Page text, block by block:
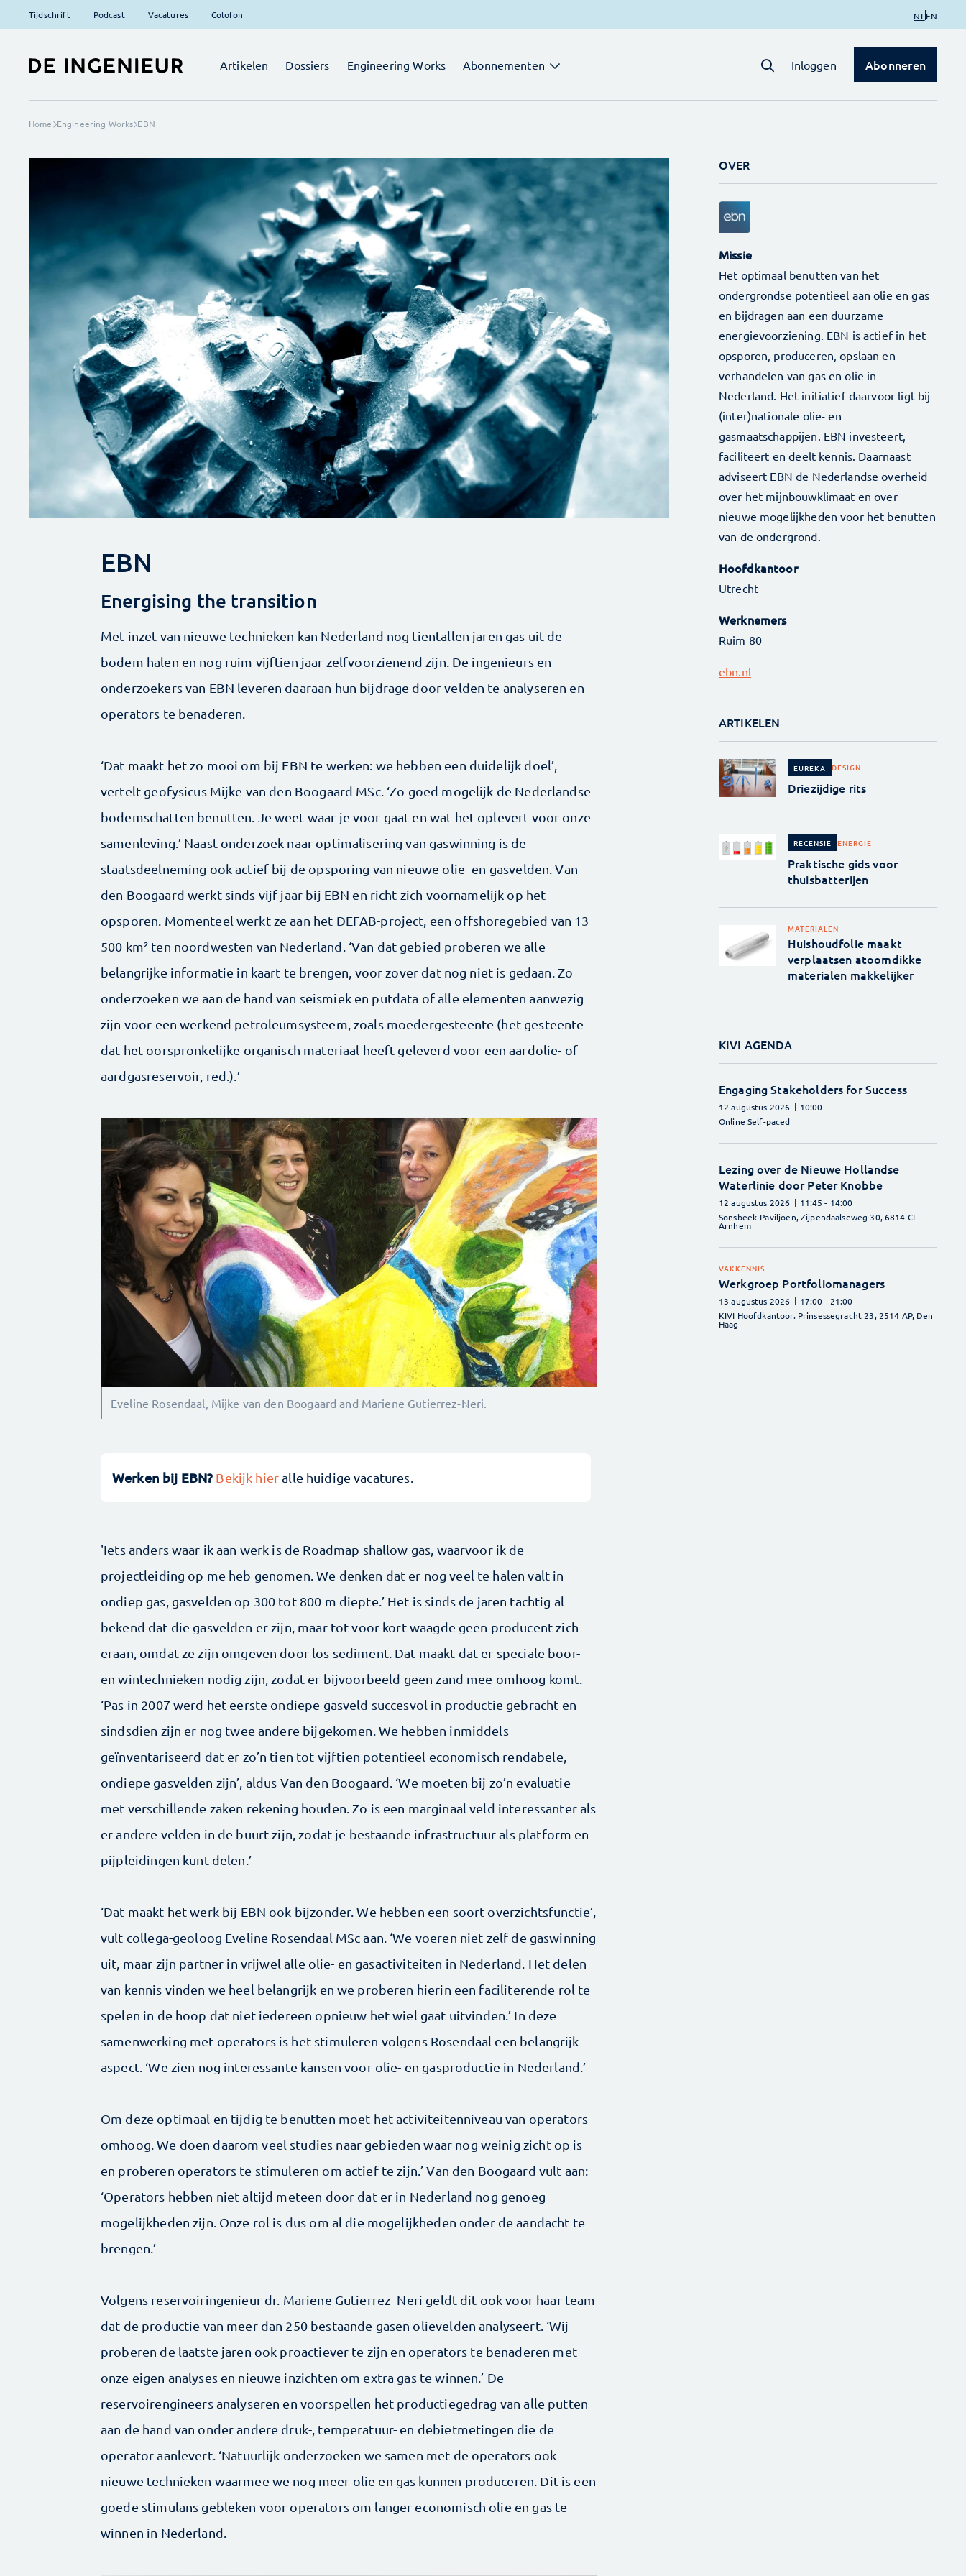
Tijdschrift Podcast Vacatures Colofon NL EN
Artikelen Dossiers Engineering Works Abonnementen Inloggen Abonneren
Home Engineering Works EBN
EBN
Energising the transition
Met inzet van nieuwe technieken kan Nederland nog tientallen jaren gas uit de
bodem halen en nog ruim vijftien jaar zelfvoorzienend zijn. De ingenieurs en
onderzoekers van EBN leveren daaraan hun bijdrage door velden te analyseren en
operators te benaderen.
‘Dat maakt het zo mooi om bij EBN te werken: we hebben een duidelijk doel’,
vertelt geofysicus Mijke van den Boogaard MSc. ‘Zo goed mogelijk de Nederlandse
bodemschatten benutten. Je weet waar je voor gaat en wat het oplevert voor onze
samenleving.’ Naast onderzoek naar optimalisering van gaswinning is de
staatsdeelneming ook actief bij de opsporing van nieuwe olie- en gasvelden. Van
den Boogaard werkt sinds vijf jaar bij EBN en richt zich voornamelijk op het
opsporen. Momenteel werkt ze aan het DEFAB-project, een offshoregebied van 13
500 km² ten noordwesten van Nederland. ‘Van dat gebied proberen we alle
belangrijke informatie in kaart te brengen, voor zover dat nog niet is gedaan. Zo
onderzoeken we aan de hand van seismiek en putdata of alle elementen aanwezig
zijn voor een werkend petroleumsysteem, zoals moedergesteente (het gesteente
dat het oorspronkelijke organisch materiaal heeft geleverd voor een aardolie- of
aardgasreservoir, red.).’
Eveline Rosendaal, Mijke van den Boogaard and Mariene Gutierrez-Neri.
Werken bij EBN? Bekijk hieralle huidige vacatures.
'Iets anders waar ik aan werk is de Roadmap shallow gas, waarvoor ik de
projectleiding op me heb genomen. We denken dat er nog veel te halen valt in
ondiep gas, gasvelden op 300 tot 800 m diepte.’ Het is sinds de jaren tachtig al
bekend dat die gasvelden er zijn, maar tot voor kort waagde geen producent zich
eraan, omdat ze zijn omgeven door los sediment. Dat maakt dat er speciale boor-
en wintechnieken nodig zijn, zodat er bijvoorbeeld geen zand mee omhoog komt.
‘Pas in 2007 werd het eerste ondiepe gasveld succesvol in productie gebracht en
sindsdien zijn er nog twee andere bijgekomen. We hebben inmiddels
geïnventariseerd dat er zo’n tien tot vijftien potentieel economisch rendabele,
ondiepe gasvelden zijn’, aldus Van den Boogaard. ‘We moeten bij zo’n evaluatie
met verschillende zaken rekening houden. Zo is een marginaal veld interessanter als
er andere velden in de buurt zijn, zodat je bestaande infrastructuur als platform en
pijpleidingen kunt delen.’
‘Dat maakt het werk bij EBN ook bijzonder. We hebben een soort overzichtsfunctie’,
vult collega-geoloog Eveline Rosendaal MSc aan. ‘We voeren niet zelf de gaswinning
uit, maar zijn partner in vrijwel alle olie- en gasactiviteiten in Nederland. Het delen
van kennis vinden we heel belangrijk en we proberen hierin een faciliterende rol te
spelen in de hoop dat niet iedereen opnieuw het wiel gaat uitvinden.’ In deze
samenwerking met operators is het stimuleren volgens Rosendaal een belangrijk
aspect. ‘We zien nog interessante kansen voor olie- en gasproductie in Nederland.’
Om deze optimaal en tijdig te benutten moet het activiteitenniveau van operators
omhoog. We doen daarom veel studies naar gebieden waar nog weinig zicht op is
en proberen operators te stimuleren om actief te zijn.’ Van den Boogaard vult aan:
‘Operators hebben niet altijd meteen door dat er in Nederland nog genoeg
mogelijkheden zijn. Onze rol is dus om al die mogelijkheden onder de aandacht te
brengen.’
Volgens reservoiringenieur dr. Mariene Gutierrez- Neri geldt dit ook voor haar team
dat de productie van meer dan 250 bestaande gasen olievelden analyseert. ‘Wij
proberen de laatste jaren ook proactiever te zijn en operators te benaderen met
onze eigen analyses en nieuwe inzichten om extra gas te winnen.’ De
reservoirengineers analyseren en voorspellen het productiegedrag van alle putten
aan de hand van onder andere druk-, temperatuur- en debietmetingen die de
operator aanlevert. ‘Natuurlijk onderzoeken we samen met de operators ook
nieuwe technieken waarmee we nog meer olie en gas kunnen produceren. Dit is een
goede stimulans gebleken voor operators om langer economisch olie en gas te
winnen in Nederland.
OVER
Missie
Het optimaal benutten van het
ondergrondse potentieel aan olie en gas
en bijdragen aan een duurzame
energievoorziening. EBN is actief in het
opsporen, produceren, opslaan en
verhandelen van gas en olie in
Nederland. Het initiatief daarvoor ligt bij
(inter)nationale olie- en
gasmaatschappijen. EBN investeert,
faciliteert en deelt kennis. Daarnaast
adviseert EBN de Nederlandse overheid
over het mijnbouwklimaat en over
nieuwe mogelijkheden voor het benutten
van de ondergrond.
Hoofdkantoor
Utrecht
Werknemers
Ruim 80
ebn.nl
ARTIKELEN
EUREKA DESIGN
Driezijdige rits
RECENSIE ENERGIE
Praktische gids voor
thuisbatterijen
MATERIALEN
Huishoudfolie maakt
verplaatsen atoomdikke
materialen makkelijker
KIVI AGENDA
Engaging Stakeholders for Success
12 augustus 2026
10:00
Online Self-paced
Lezing over de Nieuwe Hollandse
Waterlinie door Peter Knobbe
12 augustus 2026 11:45 - 14:00
Sonsbeek-Paviljoen, Zijpendaalseweg 30, 6814 CL
Arnhem
VAKKENNIS
Werkgroep Portfoliomanagers
13 augustus 2026 17:00- 21:00
KIVI Hoofdkantoor. Prinsessegracht 23, 2514 AP, Den
Haag